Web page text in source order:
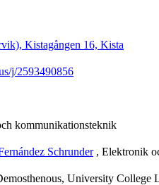
Kistagången 16, Kista
j/2593490856
kommunikationsteknik
Schrunder, Elektronik
University